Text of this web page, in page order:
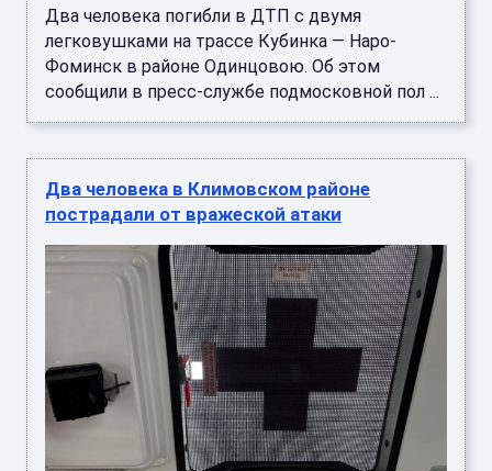
Два человека погибли в ДТП с двумя
легковушками на трассе Кубинка — Наро-
Фоминск в районе Одинцовою. Об этом
сообщили в пресс-службе подмосковной пол ...
Два человека в Климовском районе
пострадали от вражеской атаки